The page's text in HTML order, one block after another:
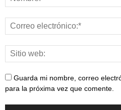
Guarda mi nombre, correo
para la próxima vez que comente.